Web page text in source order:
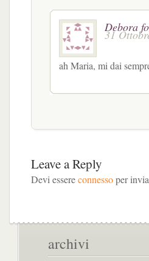
Debora
31
ah Maria, mi dai
Leave a Reply
Devi essereconnessoper
archivi